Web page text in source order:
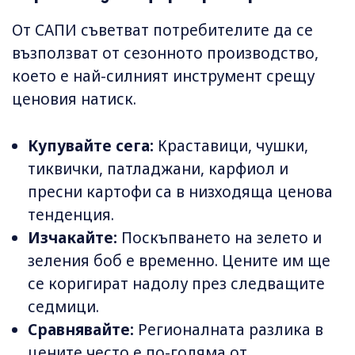
От САПИ съветват потребителите да се
възползват от сезонното производство,
което е най-силният инструмент срещу
ценовия натиск.
Купувайте сега: Краставици, чушки,
тиквички, патладжани, карфиол и
пресни картофи са в низходяща ценова
тенденция.
Изчакайте: Поскъпването на зелето и
зеления боб е временно. Цените им ще
се коригират надолу през следващите
седмици.
Сравнявайте: Регионалната разлика в